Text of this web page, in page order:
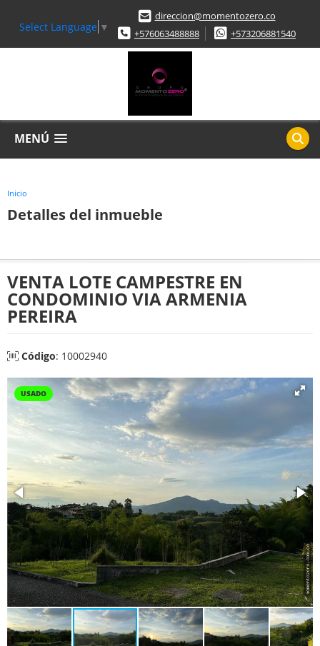
Select Language ▼
direccion@momentozero.co
+576063488888
+573206881540
MENÚ
Inicio
Detalles del inmueble
VENTA LOTE CAMPESTRE EN
CONDOMINIO VIA ARMENIA
PEREIRA
Código: 10002940
USADO